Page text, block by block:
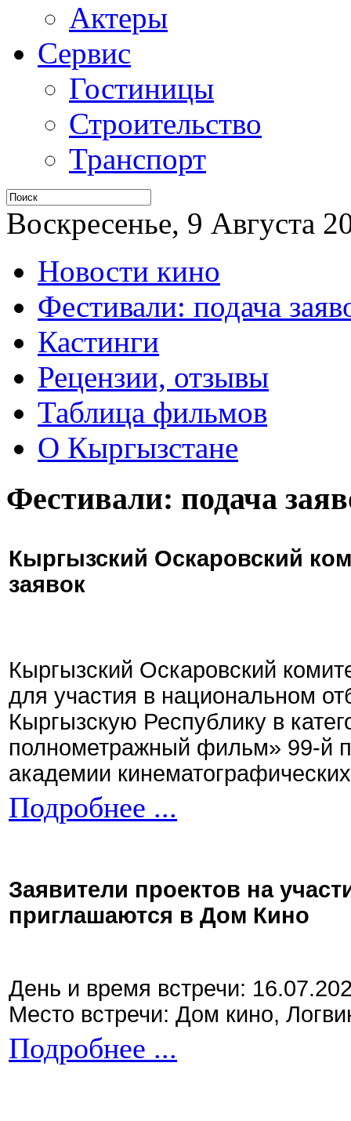
Актеры
Сервис
Гостиницы
Строительство
Транспорт
Воскресенье, 9 Августа
Новости кино
Фестивали: подача
Кастинги
Рецензии, отзывы
Таблица фильмов
О Кыргызстане
Фестивали: подача
Кыргызский Оскаровский
заявок
Кыргызский Оскаровский
для участия в национальном
Кыргызскую Республику в
полнометражный фильм» 99-й
академии
Подробнее ...
Заявители проектов на
приглашаются в Дом Кино
День и время встречи:
Место встречи: Дом кино,
Подробнее ...